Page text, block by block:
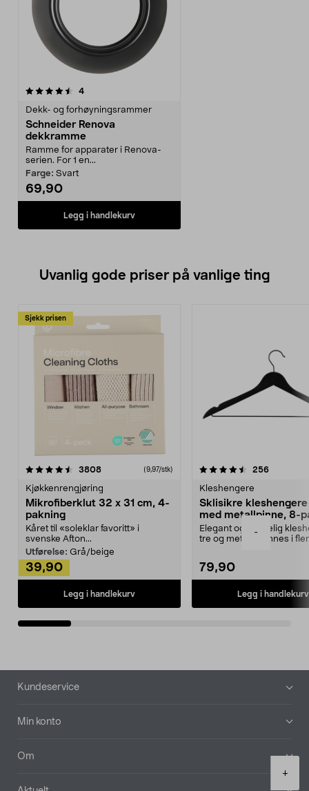
-
+
4anmeldelser
Dekk- og forhøyningsrammer
Schneider Renova
dekkramme
Ramme for apparater i Renova-
serien. For 1 en...
Farge: Svart
69,90
Legg i handlekurv
Uvanlig gode priser på vanlige ting
Sjekk prisen
3808anmeldelser(9,97/stk)
Kjøkkenrengjøring
Mikrofiberklut 32 x 31 cm, 4-
pakning
Kåret til «soleklar favoritt» i
svenske Afton...
Utførelse: Grå/beige
39,90
Legg i handlekurv
4.5av 5 stjerner 256
Kleshengere
Sklisikre
med metallpinne, 8-
Elegant og skikkelig
tre og metall – finnes i
79,90
Legg i handlekurv
4.5av 5 stjerner
Bunntekst
Kundeservice
Min konto
Om